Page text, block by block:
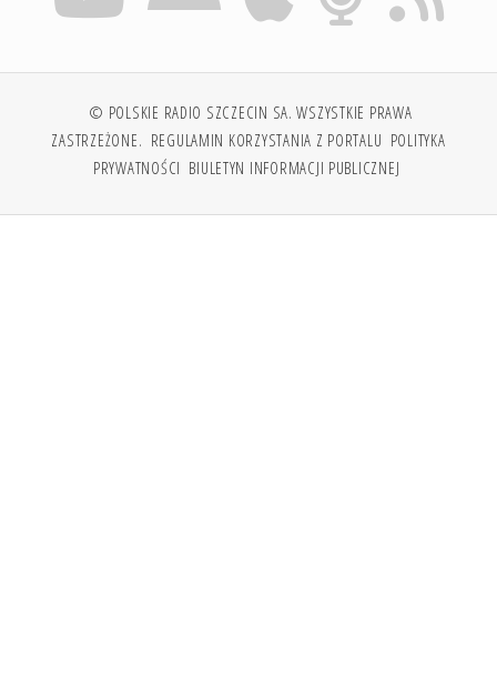
© POLSKIE RADIO SZCZECIN SA. WSZYSTKIE PRAWA
ZASTRZEŻONE. REGULAMIN KORZYSTANIA Z PORTALU POLITYKA
PRYWATNOŚCI BIULETYN INFORMACJI PUBLICZNEJ